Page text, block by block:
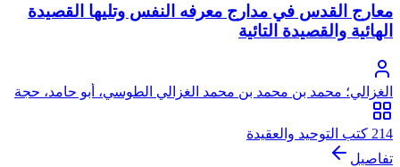
معارج القدس في مدارج معرفه النفس وتليها القصيدة
الهائية والقصيدة التائية
الغزالي؛ محمد بن محمد بن محمد الغزالي الطوسي، أبو حامد، حجة
الإسلام
214 كتب التوحيد والعقيدة
تفاصيل